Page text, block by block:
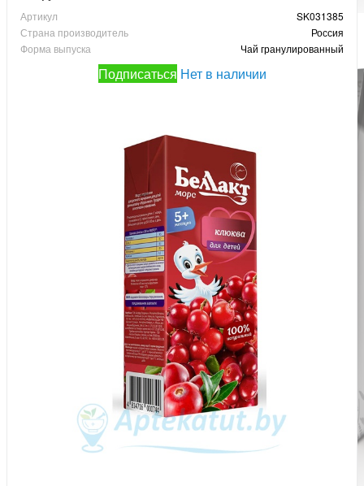
Артикул
SK031385
Страна производитель
Россия
Форма выпуска
Чай гранулированный
Подписаться Нет в наличии